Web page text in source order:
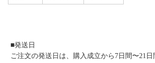
■発送日
ご注文の発送日は、購入成立から7日間〜21日